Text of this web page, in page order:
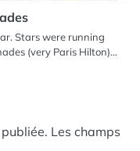
Stars were running
(very Paris Hilton)…
Les champs